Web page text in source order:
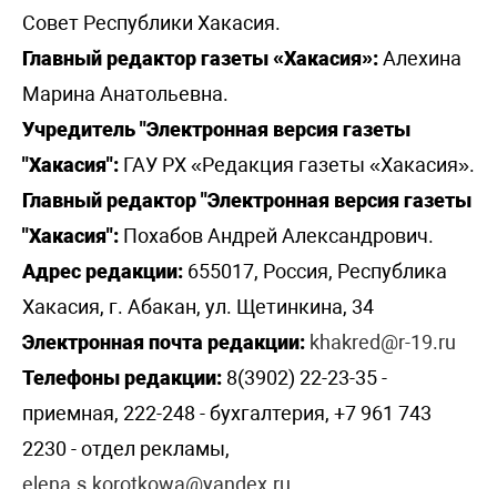
Совет Республики Хакасия.
Главный редактор газеты «Хакасия»:Алехина
Марина Анатольевна.
Учредитель "Электронная версия газеты
"Хакасия": ГАУ РХ «Редакция газеты «Хакасия».
Главный редактор "Электронная версия газеты
"Хакасия": Похабов Андрей Александрович.
Адрес редакции: 655017, Россия, Республика
Хакасия, г. Абакан, ул. Щетинкина, 34
Электронная почта редакции: khakred@r-19.ru
Телефоны редакции: 8(3902) 22-23-35 -
приемная, 222-248 - бухгалтерия, +7 961 743
2230 - отдел рекламы,
elena.s.korotkowa@yandex.ru